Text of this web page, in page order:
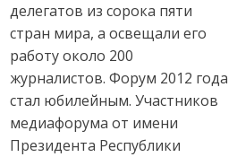
делегатов из сорока пяти
стран мира, а освещали его
работу около 200
журналистов. Форум 2012 года
стал юбилейным. Участников
медиафорума от имени
Президента Республики